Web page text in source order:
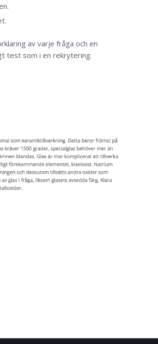
av varje fråga och en
test som i en rekrytering.